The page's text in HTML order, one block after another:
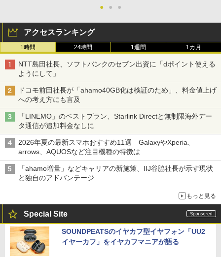
● ● ●
アクセスランキング
1時間 24時間 1週間 1カ月
NTT島田社長、ソフトバンクのセブン出資に「dポイント使える
ようにして」
ドコモ前田社長が「ahamo40GB化は検証のため」、料金値上げ
への考え方にも言及
「LINEMO」のベストプラン、Starlink Directと無制限海外デー
タ通信が追加料金なしに
2026年夏の最新スマホおすすめ11選 GalaxyやXperia、
arrows、AQUOSなど注目機種の特徴は
「ahamo増量」などキャリアの新施策、IIJ谷脇社長が示す現状
と独自のアドバンテージ
もっと見る
Special Site
SOUNDPEATSのイヤカフ型イヤフォン「UU2
イヤーカフ」をイヤカフマニアが語る